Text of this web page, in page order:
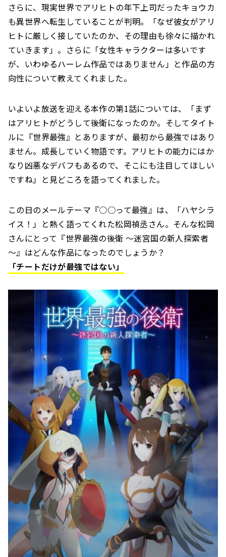
さらに、現実世界でアリヒトの年下上司だったキョウカ
も異世界へ転生していることが判明。「なぜ彼女がアリ
ヒトに厳しく接していたのか、その理由も徐々に描かれ
ていきます」。さらに「女性キャラクターは多いです
が、いわゆるハーレム作品ではありません」と作品の方
向性について教えてくれました。
いよいよ放送を迎える本作の第1話については、「まず
はアリヒトがどうして後衛になったのか。そしてタイト
ルに『世界最強』とありますが、最初から最強ではあり
ません。成長していく物語です。アリヒトの能力にはか
なり凶悪なデバフもあるので、そこにも注目してほしい
ですね」と見どころを語ってくれました。
この日のメールテーマ『○○って最強』は、「ハヤシラ
イス！」と熱く語ってくれた松岡禎丞さん。そんな松岡
さんにとって『世界最強の後衛 ～迷宮国の新人探索者
～』はどんな作品になったのでしょうか？
「チートだけが最強ではない」